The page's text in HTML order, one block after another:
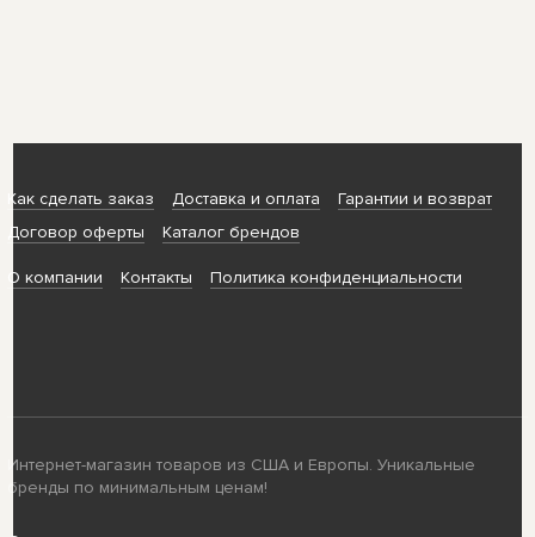
Как сделать заказ Доставка и оплата
Гарантии и возврат
Договор оферты
Каталог брендов
О компании Контакты Политика конфиденциальности
Интернет-магазин товаров из США и Европы. Уникальные
бренды по минимальным ценам!